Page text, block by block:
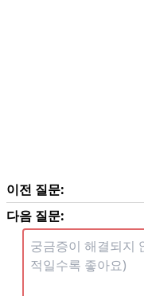
이전 질문:
다음 질문: